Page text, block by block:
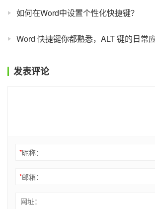
如何在Word中设置个性化快捷键？
Word 快捷键你都熟悉，ALT 键的日常
发表评论
*昵称：
*邮箱：
网址：